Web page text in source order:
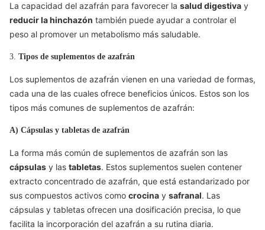
La capacidad del azafrán para favorecer la salud digestiva y
reducir la hinchazón también puede ayudar a controlar el
peso al promover un metabolismo más saludable.
3. Tipos de suplementos de azafrán
Los suplementos de azafrán vienen en una variedad de formas,
cada una de las cuales ofrece beneficios únicos. Estos son los
tipos más comunes de suplementos de azafrán:
A) Cápsulas y tabletas de azafrán
La forma más común de suplementos de azafrán son las
cápsulas y las tabletas. Estos suplementos suelen contener
extracto concentrado de azafrán, que está estandarizado por
sus compuestos activos como crocina y safranal. Las
cápsulas y tabletas ofrecen una dosificación precisa, lo que
facilita la incorporación del azafrán a su rutina diaria.